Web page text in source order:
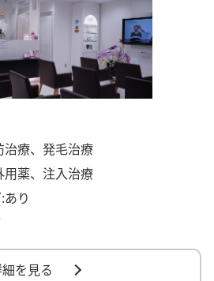
治療、発毛治療
用薬、注入治療
り
を見る